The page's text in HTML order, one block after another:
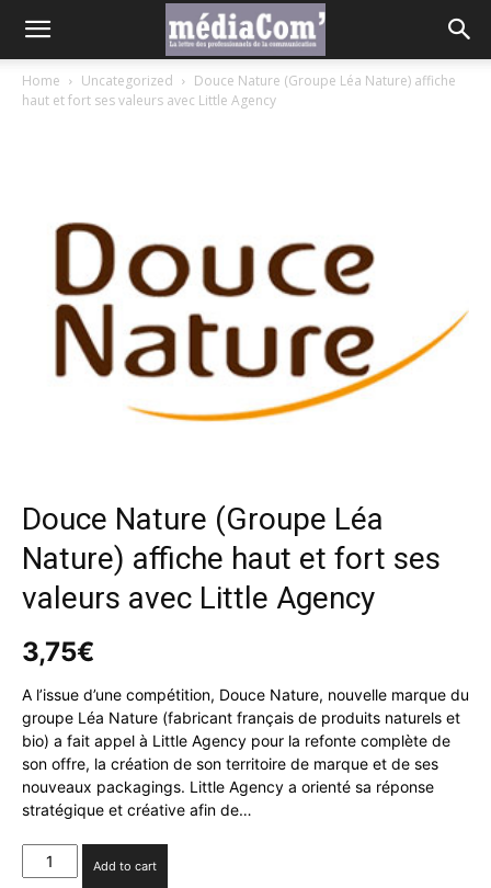
Home Uncategorized
Douce Nature (Groupe Léa Nature) affiche
haut et fort ses valeurs avec Little Agency
Douce Nature (Groupe Léa
Nature) affiche haut et fort ses
valeurs avec Little Agency
3,75€
A l’issue d’une compétition, Douce Nature, nouvelle marque du
groupe Léa Nature (fabricant français de produits naturels et
bio) a fait appel à Little Agency pour la refonte complète de
son offre, la création de son territoire de marque et de ses
nouveaux packagings. Little Agency a orienté sa réponse
stratégique et créative afin de…
Douce
Nature
Add to cart